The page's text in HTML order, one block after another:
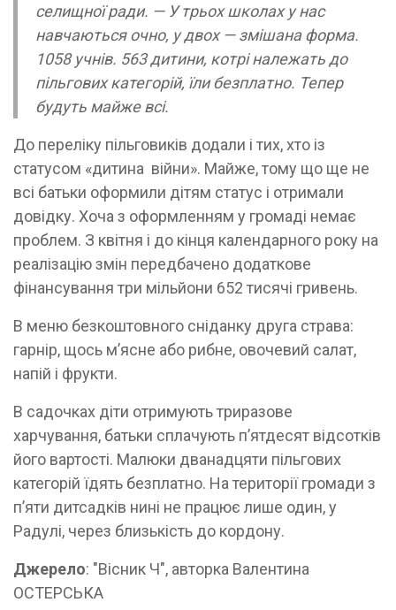
селищної ради. — У трьох школах у нас
навчаються очно, у двох — змішана форма.
1058 учнів. 563 дитини, котрі належать до
пільгових категорій, їли безплатно. Тепер
будуть майже всі.
До переліку пільговиків додали і тих, хто із
статусом «дитина війни». Майже, тому що ще не
всі батьки оформили дітям статус і отримали
довідку. Хоча з оформленням у громаді немає
проблем. З квітня і до кінця календарного року на
реалізацію змін передбачено додаткове
фінансування три мільйони 652 тисячі гривень.
В меню безкоштовного сніданку друга страва:
гарнір, щось м’ясне або рибне, овочевий салат,
напій і фрукти.
В садочках діти отримують триразове
харчування, батьки сплачують п’ятдесят відсотків
його вартості. Малюки дванадцяти пільгових
категорій їдять безплатно. На території громади з
п’яти дитсадків нині не працює лише один, у
Радулі, через близькість до кордону.
Джерело: "Вісник Ч", авторка Валентина
ОСТЕРСЬКА